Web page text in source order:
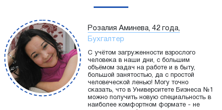
Розалия Аминева, 42 года,
Бухгалтер
С учётом загруженности взрослого
человека в наши дни, с большим
объёмом задач на работе и в быту,
большой занятостью, да с простой
человеческой ленью! Могу точно
сказать, что в Университете Бизнеса №1
можно получить новую специальность в
наиболее комфортном формате - не